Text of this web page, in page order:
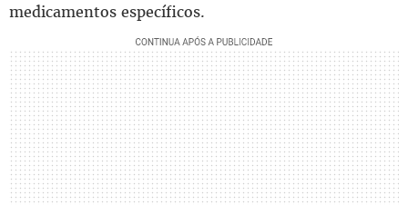
medicamentos específicos.